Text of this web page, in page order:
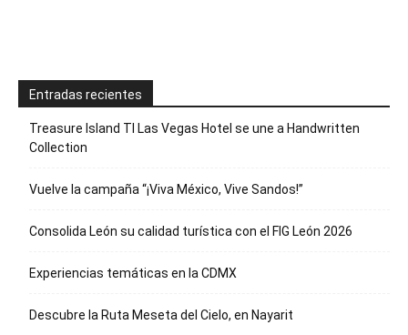
Entradas recientes
Treasure Island TI Las Vegas Hotel se une a Handwritten
Collection
Vuelve la campaña “¡Viva México, Vive Sandos!”
Consolida León su calidad turística con el FIG León 2026
Experiencias temáticas en la CDMX
Descubre la Ruta Meseta del Cielo, en Nayarit